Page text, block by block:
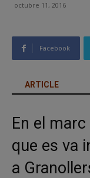
octubre 11, 2016
Facebook
ARTICLE
En el marc
que es va
a